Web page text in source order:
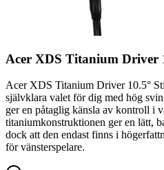
Acer XDS Titanium Driver
Acer XDS Titanium Driver 10.5°
självklara valet för dig med hög
ger en påtaglig känsla av kontroll i
titaniumkonstruktionen ger en lätt,
dock att den endast finns i
för vänsterspelare.